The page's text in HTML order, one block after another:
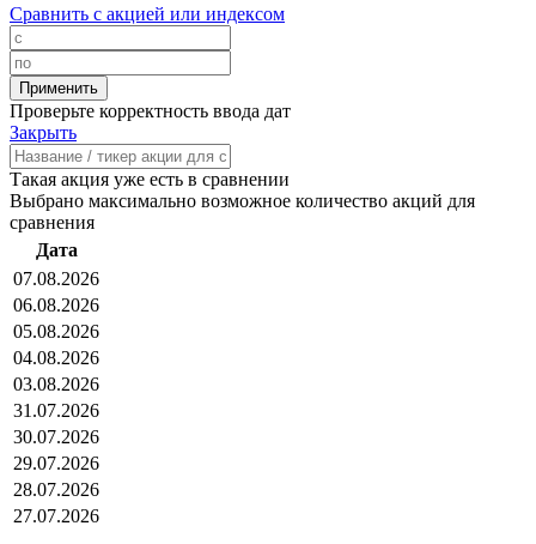
Сравнить с акцией или индексом
Проверьте корректность ввода дат
Закрыть
Такая акция уже есть в сравнении
Выбрано максимально возможное количество акций для
сравнения
Дата
07.08.2026
06.08.2026
05.08.2026
04.08.2026
03.08.2026
31.07.2026
30.07.2026
29.07.2026
28.07.2026
27.07.2026